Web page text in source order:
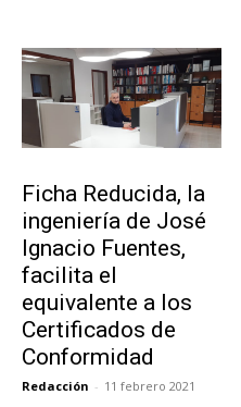
Ficha Reducida, la
ingeniería de José
Ignacio Fuentes,
facilita el
equivalente a los
Certificados de
Conformidad
Redacción - 11 febrero 2021